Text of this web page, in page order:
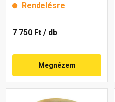
Rendelésre
7 750 Ft / db
Megnézem